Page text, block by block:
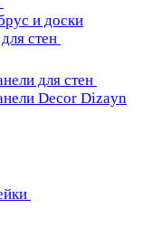
и доски
стен
для стен
Decor Dizayn